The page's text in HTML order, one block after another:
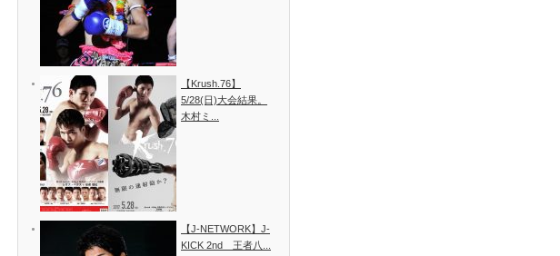
【Krush.76】
5/28(日)大会結果。
木村ミ...
【J-NETWORK】J-
KICK 2nd 王者八...